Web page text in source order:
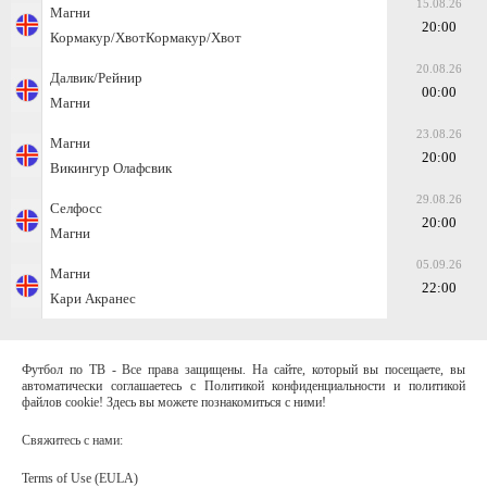
Магни
Кормакур/ХвотКормакур/Хвот
15.08.26
20:00
Далвик/Рейнир
Магни
20.08.26
00:00
Магни
Викингур Олафсвик
23.08.26
20:00
Селфосс
Магни
29.08.26
20:00
Магни
Кари Акранес
05.09.26
22:00
Футбол по ТВ - Все права защищены. На сайте, который вы посещаете, вы
автоматически соглашаетесь с Политикой конфиденциальности и политикой
файлов cookie! Здесь вы можете познакомиться с ними!
Свяжитесь с нами:
Terms of Use (EULA)